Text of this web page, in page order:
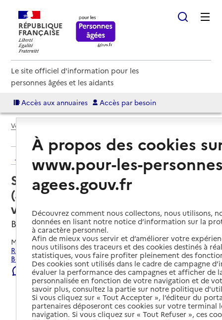
RÉPUBLIQUE
FRANÇAISE
Le site officiel d'information pour les
personnes âgées et les aidants
Accès aux annuaires Accès par besoin
Voir le fil d’Ariane
Retour aux résultats de l'annuaire
Service autonomie à domicile
(aide) – Services ADMR Les 3
vallées
Bourg-Argental, LOIRE
Mis à jour le04/08/2026
Rechercher les établissements et services autour de
Bourg-Argental.
Signaler une erreur
À propos des cookies
www.pour-les-
agees.gouv.fr
Découvrez comment nous collectons, nous utilisons,
données en lisant notre notice d’information sur la
à caractère personnel.
Afin de mieux vous servir et d’améliorer votre
nous utilisons des traceurs et des cookies destinés à
statistiques, vous faire profiter pleinement des
Des cookies sont utilisés dans le cadre de campagne
évaluer la performance des campagnes et afficher de
personnalisée en fonction de votre navigation et de
savoir plus, consultez la partie sur notre politique
Si vous cliquez sur « Tout Accepter », l’éditeur du
partenaires déposeront ces cookies sur votre terminal
navigation. Si vous cliquez sur « Tout Refuser », ces